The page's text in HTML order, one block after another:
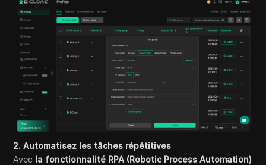
2. Automatisez les tâches répétitives
Avec la fonctionnalité RPA (Robotic Process Automation)